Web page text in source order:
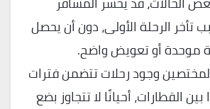
تأخر الرحلة الأولى، دون أن يحصل
موحدة أو تعويض واضح.
وجود رحلات تتضمن فترات
القطارات، أحيانًا لا تتجاوز بضع